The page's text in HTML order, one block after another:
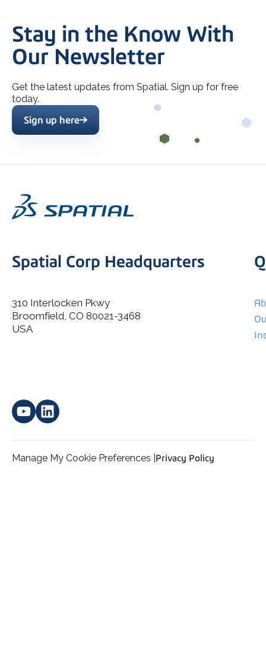
Stay in the Know With
Our Newsletter
Get the latest updates from Spatial. Sign up for free
today.
I agree to allow Spatial Corp to store and process my
Sign up here
Spatial Corp Headquarters
310 Interlocken Pkwy
Broomfield, CO 80021-3468
USA
Manage My Cookie Preferences | Privacy Policy